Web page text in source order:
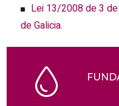
Lei 13/2008 de 3
de Galicia.